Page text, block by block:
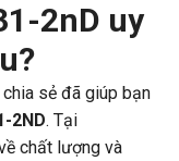
2nD uy
sẻ đã giúp bạn
2ND. Tại
chất lượng và